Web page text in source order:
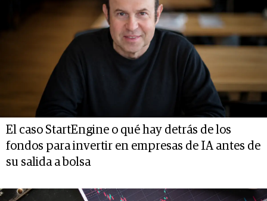
El caso StartEngine o qué hay detrás de los
fondos para invertir en empresas de IA antes de
su salida a bolsa